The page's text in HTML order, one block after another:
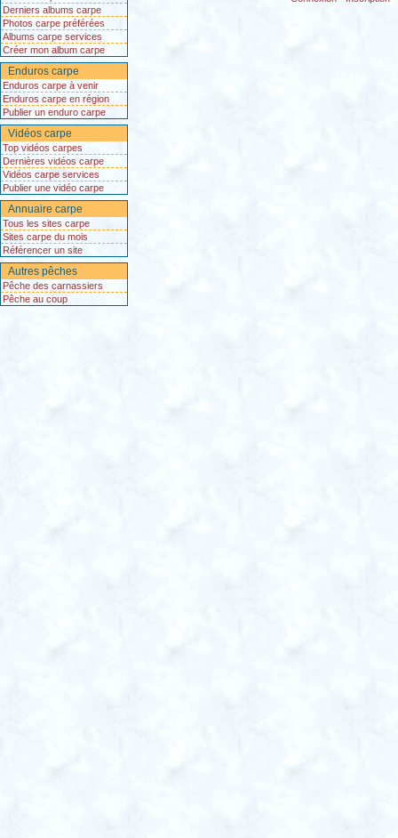
Derniers albums carpe
Photos carpe préférées
Albums carpe services
Créer mon album carpe
Enduros carpe
Enduros carpe à venir
Enduros carpe en région
Publier un enduro carpe
Vidéos carpe
Top vidéos carpes
Dernières vidéos carpe
Vidéos carpe services
Publier une vidéo carpe
Annuaire carpe
Tous les sites carpe
Sites carpe du mois
Référencer un site
Autres pêches
Pêche des carnassiers
Pêche au coup